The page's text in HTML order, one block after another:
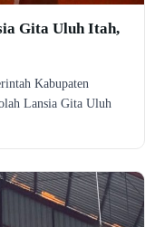
Gita Uluh Itah,
Kabupaten
Lansia Gita Uluh